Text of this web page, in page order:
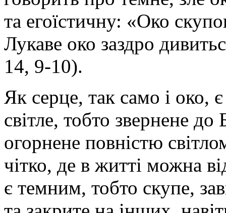
та егоїстичну: «Око
Лукаве око заздро
14, 9-10).
Як серце, так само і око,
світле, тобто звернене до
огорнене повністю
чітко, де в житті можна
є темним, тобто скупе,